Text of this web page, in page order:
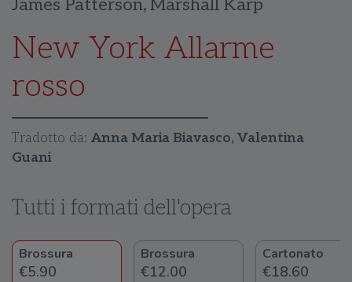
James Patterson,Marshall Karp
New York Allarme
rosso
Tradotto da: Anna Maria Biavasco, Valentina
Guani
Tutti i formati dell'opera
Brossura
€5.90
Brossura
€12.00
Cartonato
€18.60